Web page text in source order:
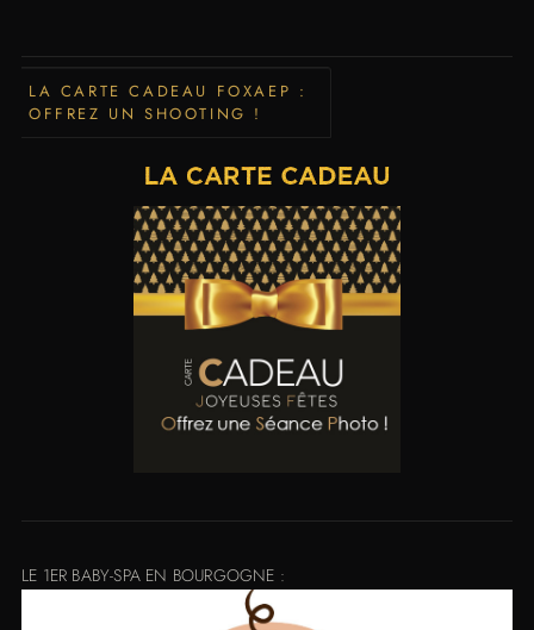
LA CARTE CADEAU FOXAEP :
OFFREZ UN SHOOTING !
LE 1ER BABY-SPA EN BOURGOGNE :